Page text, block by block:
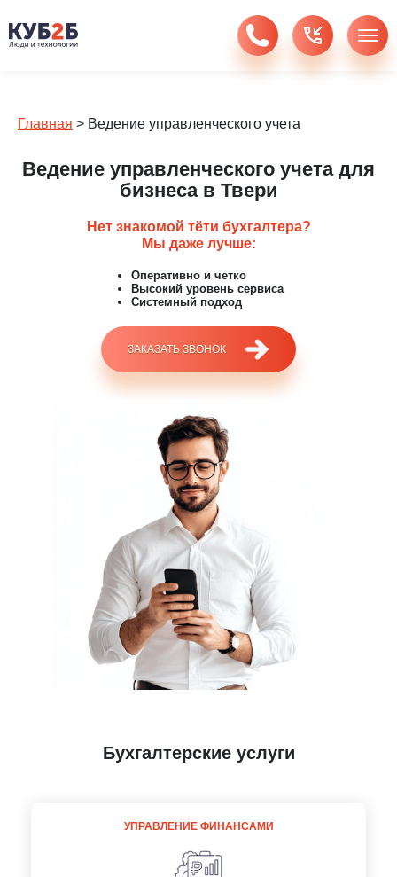
Главная > Ведение управленческого учета
Ведение управленческого учета для
бизнеса в Твери
Нет знакомой тёти бухгалтера?
Мы даже лучше:
Оперативно и четко
Высокий уровень сервиса
Системный подход
ЗАКАЗАТЬ ЗВОНОК
Бухгалтерские услуги
УПРАВЛЕНИЕ ФИНАНСАМИ